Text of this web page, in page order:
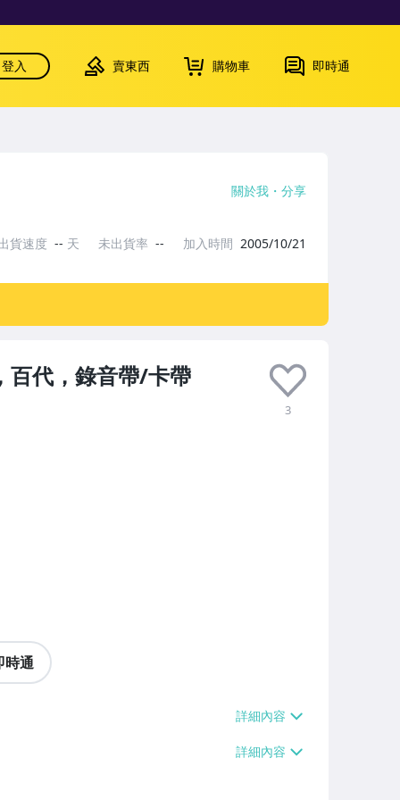
登入 賣東西 購物車 即時通
百代，錄音帶/卡帶
3
時通
關於我 分享
貨速度 -- 天 未出貨率 -- 加入時間 2005/10/21